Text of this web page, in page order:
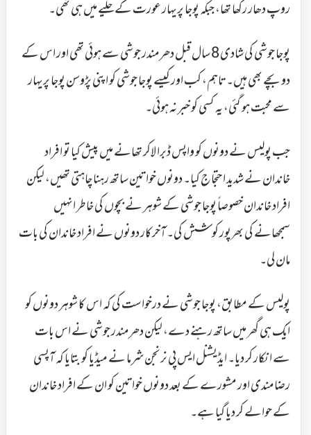
روپ دھار رکھا تھا، جبکہ پوجا پریہار عورت کے حلیے میں ہی تھی۔
پوجا جوشی کی شادی 8 سال قبل دھرمندر جوشی سے ہوئی تھی اور اس کے
دو بچے بھی ہیں۔ تاہم، کب اور کیسے پوجا جوشی کو اپنی پڑوسن پوجا پریہار
سے محبت ہو گئی، یہ کسی کو خبر نہ ہوئی۔
جب پولیس نے دونوں کو واپس ڈبرا لاکر تھانے میں پیش کیا تو افراد
خاندان نے شدید احتجاج کیا۔ دونوں خواتین ساتھ رہنا چاہتی تھیں، لیکن
افراد خاندان خصوصاً پوجا جوشی کے شوہر نے بچوں کی خاطر انہیں
سمجھانے کی بھرپور کوشش کی۔ آخرکار دونوں نے افراد خاندان کی بات
مان لی۔
پولیس کے مطابق، پوجا جوشی نے درخواست کی کہ اس کا شوہر دونوں کو
ایک ہی گھر میں ساتھ رہنے دے، لیکن دھرمندر جوشی نے اس بات
سے انکار کر دیا۔ ایڈیشنل ایس پی نرنجن شرما نے میڈیا کو بتایا کہ آپسی
رضامندی اور مشورے کے بعد دونوں خواتین کو ان کے افراد خاندان
کے حوالے کر دیا گیا ہے۔